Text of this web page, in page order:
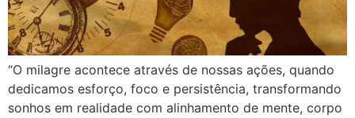
“O milagre acontece através de nossas ações, quando
dedicamos esforço, foco e persistência, transformando
sonhos em realidade com alinhamento de mente, corpo